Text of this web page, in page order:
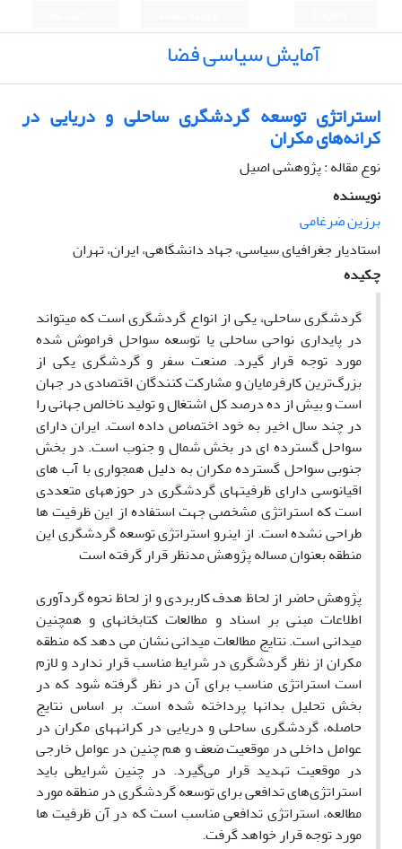
آمایش سیاسی فضا
استراتژی توسعه گردشگری ساحلی و دریایی در
کرانه‌های مکران
نوع مقاله : پژوهشی اصیل
نویسنده
برزین ضرغامی
استادیار جغرافیای سیاسی، جهاد دانشگاهی، ایران، تهران
چکیده
گردشگریساحلی،یکیازانواع گردشگریاستکهمیتواند
در پایداری نواحی ساحلی یا توسعه سواحل فراموش شده
مورد توجه قرار گیرد.صنعت سفر و گردشگری یکی از
بزرگ‌ترینکارفرمایانومشارکتکنندگاناقتصادیدرجهان
استوبیشازدهدرصدکلاشتغالوتولیدناخالصجهانیرا
درچند سالاخیربهخود اختصاص دادهاست. ایران دارای
سواحل گسترده ای در بخش شمال و جنوب است. در بخش
جنوبیسواحلگستردهمکرانبه دلیلهمجواریبا آبهای
اقیانوسی دارایظرفیتهایگردشگری درحوزههایمتعددی
استکه استراتژیمشخصیجهتاستفاده از این ظرفیت ها
طراحی نشده است. ازاینرواستراتژیتوسعهگردشگریاین
منطقهبعنوانمسالهپژوهشمدنظرقرارگرفتهاست
پژوهشحاضرازلحاظهدفکاربردیوازلحاظنحوهگردآوری
اطلاعات مبنی بر اسناد و مطالعات کتابخانهای و همچنین
میدانیاست.نتایجمطالعاتمیدانینشانمیدهدکهمنطقه
مکرانازنظرگردشگریدرشرایطمناسبقرارنداردولازم
است استراتژی مناسببرای آن درنظر گرفته شود که در
بخش تحلیل بدانها پرداخته شده است. بر اساس نتایج
حاصله،گردشگری ساحلیو دریایی درکرانههای مکران در
عواملداخلیدرموقعیتضعفوهمچنیندرعواملخارجی
در موقعیت تهدید قرار می‌گیرد. در چنین شرایطی باید
استراتژی‌هایتدافعیبرای توسعه گردشگری در منطقه مورد
مطالعه، استراتژی تدافعی مناسب است که در آن ظرفیت ها
مورد توجه قرار خواهد گرفت.